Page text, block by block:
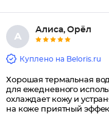
А
Алиса, Орёл
Куплено на Beloris.ru
Хорошая термальная
для ежедневного
охлаждает кожу и
на коже приятный